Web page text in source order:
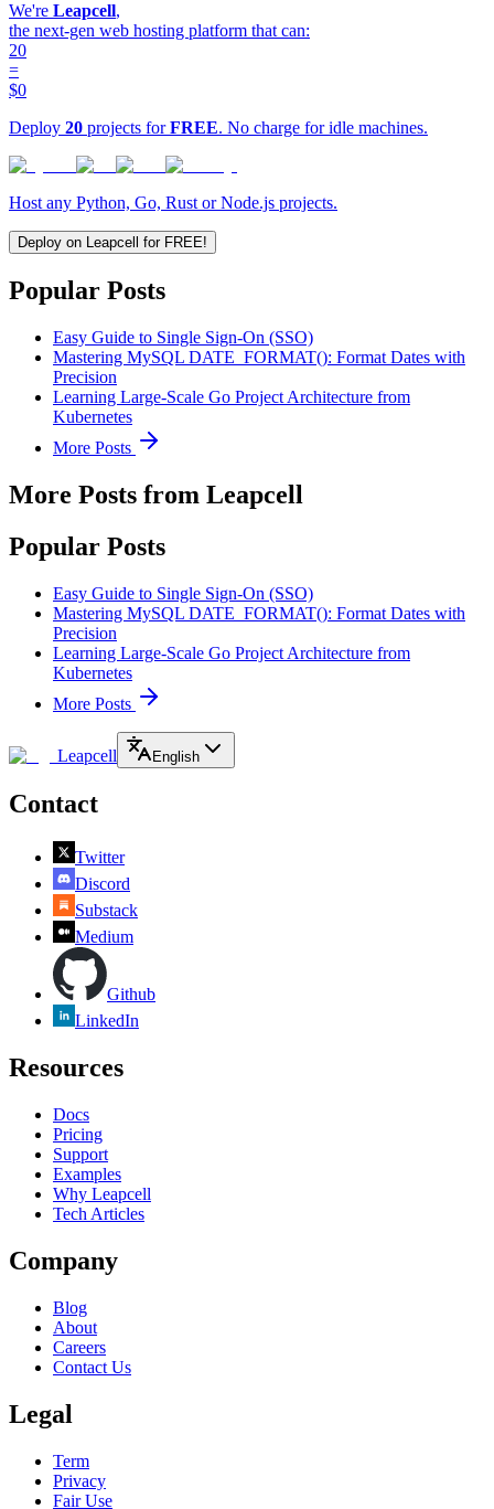
We're Leapcell,
the next-gen web hosting platform that can:
20
=
$0
Deploy 20 projects forFREE. No charge for idle machines.
Host any Python, Go, Rust or Node.js projects.
Deploy on Leapcell for FREE!
Popular Posts
Easy Guide to Single Sign-On (SSO)
Mastering MySQL DATE_FORMAT(): Format Dates with
Precision
Learning Large-Scale Go Project Architecture from
Kubernetes
More Posts
More Posts from Leapcell
Popular Posts
Easy Guide to Single Sign-On (SSO)
Mastering MySQL DATE_FORMAT(): Format Dates with
Precision
Learning Large-Scale Go Project Architecture from
Kubernetes
More Posts
Leapcell English
Contact
Twitter
Discord
Substack
Medium
Github
LinkedIn
Resources
Docs
Pricing
Support
Examples
Why Leapcell
Tech Articles
Company
Blog
About
Careers
Contact Us
Legal
Term
Privacy
Fair Use